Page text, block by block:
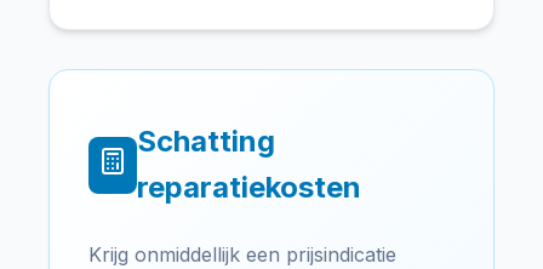
Schatting
reparatiekosten
Krijg onmiddellijk een prijsindicatie